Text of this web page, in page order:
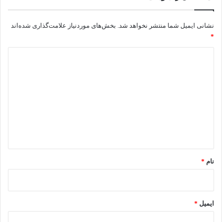
حمایت می کند.
کپی لینک
نشانی ایمیل شما منتشر نخواهد شد. بخش‌های موردنیاز علامت‌گذاری شده‌اند
*
نام *
ایمیل *